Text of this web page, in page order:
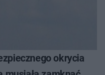
okrycia